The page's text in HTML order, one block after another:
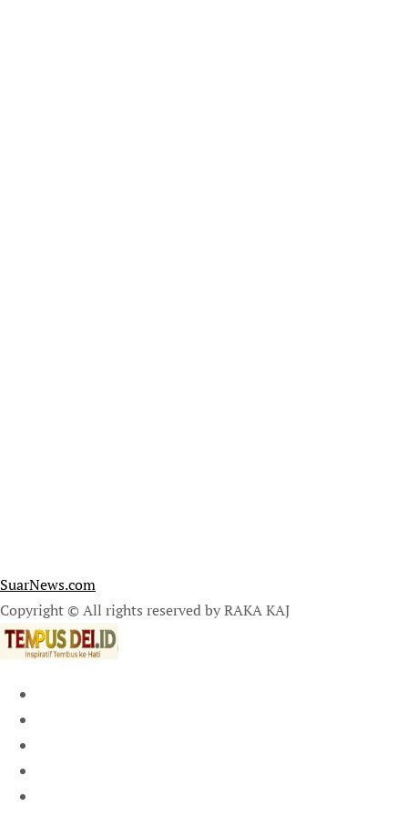
SuarNews.com
Copyright © All rights reserved by RAKA KAJ